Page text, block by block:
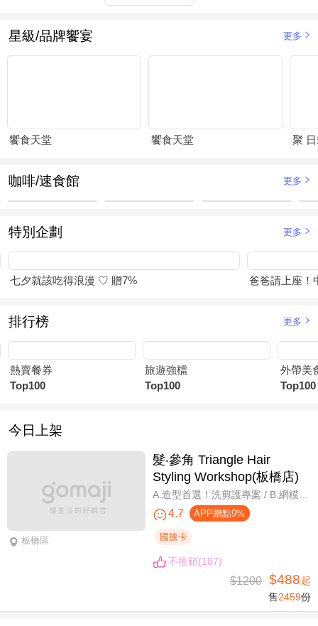
星級/品牌饗宴 更多
饗食天堂 饗食天堂 聚
咖啡/速食館 更多
特別企劃 更多
七夕就該吃得浪漫 ♡ 贈7% 爸爸請上座！
排行榜 更多
熱賣餐券
Top100
旅遊強檔
Top100
外帶美
Top100
今日上架
板橋區
髮‧參角 Triangle Hair
Styling Workshop(板橋店)
4.7 APP贈點9%
國旅卡
不推銷(187)
$1200 $488起
售2459份